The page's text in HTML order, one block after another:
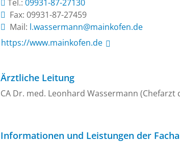
Tel.: 09931-87-27130
Fax: 09931-87-27459
Mail: ed.nefokniam@nnamressaw.l
https://www.mainkofen.de
Ärztliche Leitung
CA Dr. med. Leonhard Wassermann
Informationen und Leistungen der